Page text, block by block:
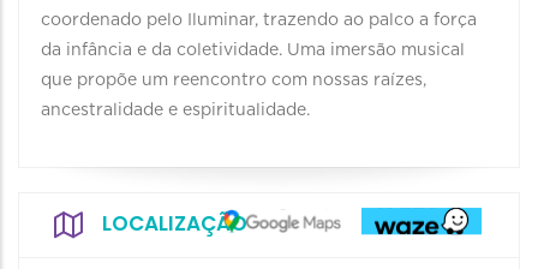
coordenado pelo Iluminar, trazendo ao palco a força
da infância e da coletividade. Uma imersão musical
que propõe um reencontro com nossas raízes,
ancestralidade e espiritualidade.
LOCALIZAÇÃO